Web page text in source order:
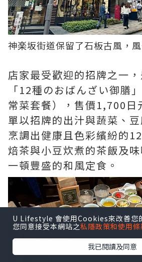
神楽坂街道保留了石板古風，風
店家最受歡迎的招牌之一
「12種のおばんざい御膳
常菜套餐），售價1,700日
單以招牌的出汁與蔬菜、豆
烹調出健康且色彩繽紛的
焙茶與小豆炊煮的茶飯及
一頓豐盛的和風定食。
U Lifestyle 會使用Cookies來改善您
您同意接受本網站之私隱政策和使用條
我已閱讀及同意